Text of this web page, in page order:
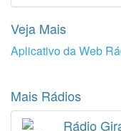
Veja Mais
Aplicativo da Web
Mais Rádios
Rádio